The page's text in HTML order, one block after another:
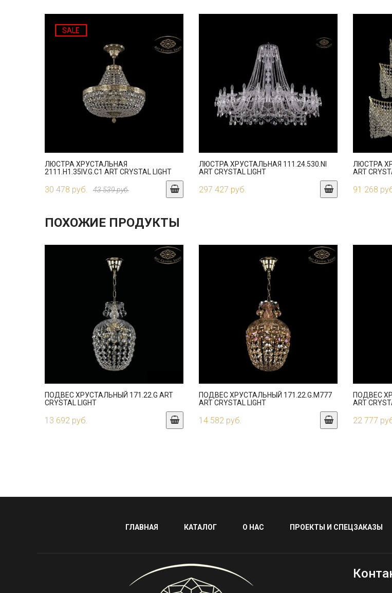
SALE
ЛЮСТРА ХРУСТАЛЬНАЯ
2111.H1.35IV.G.C1 ART CRYSTAL LIGHT
30 478 руб. 43 539 руб.
ЛЮСТРА ХРУСТАЛЬНАЯ 111.24.530.NI
ART CRYSTAL LIGHT
297 427 руб.
ЛЮСТРА
ART
91 268
ПОХОЖИЕ ПРОДУКТЫ
ПОДВЕС ХРУСТАЛЬНЫЙ 171.22.G ART
CRYSTAL LIGHT
13 692 руб.
ПОДВЕС ХРУСТАЛЬНЫЙ 171.22.G.M777
ART CRYSTAL LIGHT
14 582 руб.
ПОДВЕС
ART
22 777
ГЛАВНАЯ КАТАЛОГ О НАС ПРОЕКТЫ И СПЕЦЗАКАЗЫ